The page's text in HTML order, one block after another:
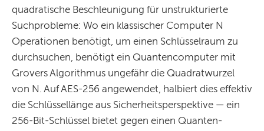
quadratische Beschleunigung für unstrukturierte
Suchprobleme: Wo ein klassischer Computer N
Operationen benötigt, um einen Schlüsselraum zu
durchsuchen, benötigt ein Quantencomputer mit
Grovers Algorithmus ungefähr die Quadratwurzel
von N. Auf AES-256 angewendet, halbiert dies effektiv
die Schlüssellänge aus Sicherheitsperspektive — ein
256-Bit-Schlüssel bietet gegen einen Quanten-